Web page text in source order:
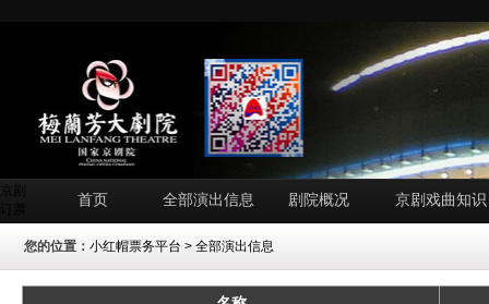
首页 全部演出信息 剧院概况 京剧戏曲知识
您的位置： 小红帽票务平台 > 全部演出信息